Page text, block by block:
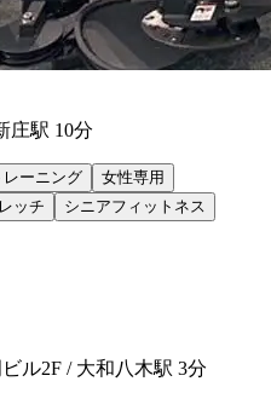
庄駅 10分
ーニング
女性専用
ッチ
シニアフィットネス
ル2F / 大和八木駅 3分